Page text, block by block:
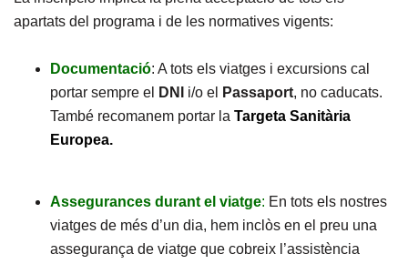
apartats del programa i de les normatives vigents:
Documentació: A tots els viatges i excursions cal
portar sempre el
DNI i/o el Passaport, no caducats.
També recomanem portar la Targeta Sanitària
Europea.
Assegurances durant el viatge: En tots els nostres
viatges de més d’un dia, hem inclòs en el preu una
assegurança de viatge que cobreix l’assistència